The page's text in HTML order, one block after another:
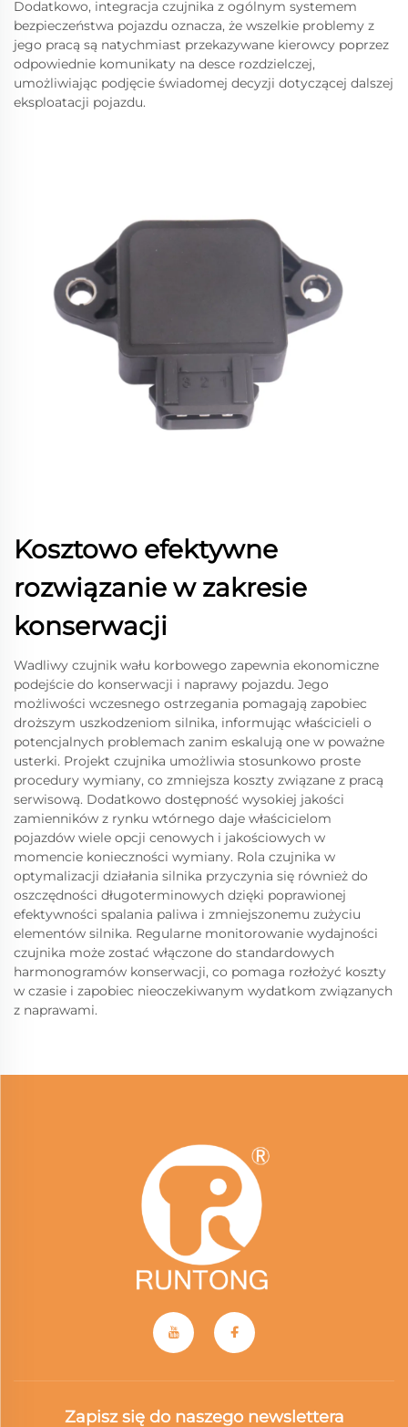
Dodatkowo, integracja czujnika z ogólnym systemem
bezpieczeństwa pojazdu oznacza, że wszelkie problemy z
jego pracą są natychmiast przekazywane kierowcy poprzez
odpowiednie komunikaty na desce rozdzielczej,
umożliwiając podjęcie świadomej decyzji dotyczącej dalszej
eksploatacji pojazdu.
Kosztowo efektywne
rozwiązanie w zakresie
konserwacji
Wadliwy czujnik wału korbowego zapewnia ekonomiczne
podejście do konserwacji i naprawy pojazdu. Jego
możliwości wczesnego ostrzegania pomagają zapobiec
droższym uszkodzeniom silnika, informując właścicieli o
potencjalnych problemach zanim eskalują one w poważne
usterki. Projekt czujnika umożliwia stosunkowo proste
procedury wymiany, co zmniejsza koszty związane z pracą
serwisową. Dodatkowo dostępność wysokiej jakości
zamienników z rynku wtórnego daje właścicielom
pojazdów wiele opcji cenowych i jakościowych w
momencie konieczności wymiany. Rola czujnika w
optymalizacji działania silnika przyczynia się również do
oszczędności długoterminowych dzięki poprawionej
efektywności spalania paliwa i zmniejszonemu zużyciu
elementów silnika. Regularne monitorowanie wydajności
czujnika może zostać włączone do standardowych
harmonogramów konserwacji, co pomaga rozłożyć koszty
w czasie i zapobiec nieoczekiwanym wydatkom związanych
z naprawami.
Zapisz się do naszego newslettera